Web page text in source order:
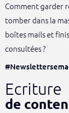
Comment garder
tomber dans la
boîtes mails et
consultées ?
Ecriture
de